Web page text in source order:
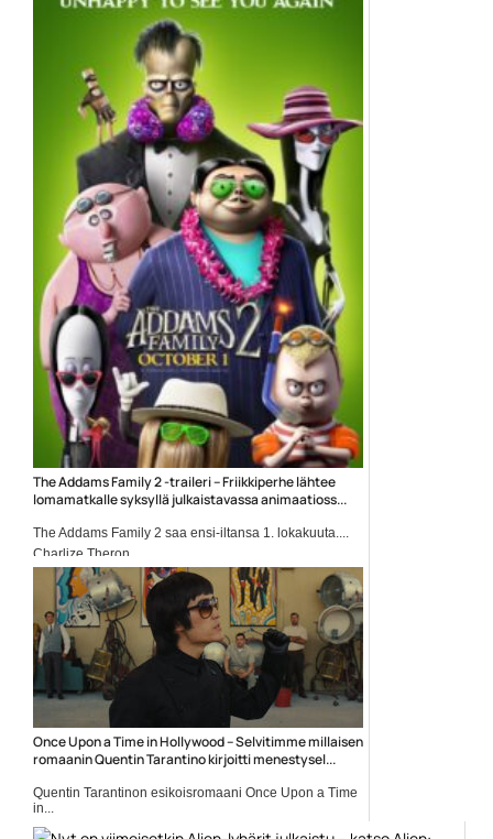
The Addams Family 2 -traileri – Friikkiperhe lähtee
lomamatkalle syksyllä julkaistavassa animaatioss...
The Addams Family 2 saa ensi-iltansa 1. lokakuuta....
Charlize Theron
Once Upon a Time in Hollywood – Selvitimme millaisen
romaanin Quentin Tarantino kirjoitti menestysel...
Quentin Tarantinon esikoisromaani Once Upon a Time
in...
Elokuva-artikkelit